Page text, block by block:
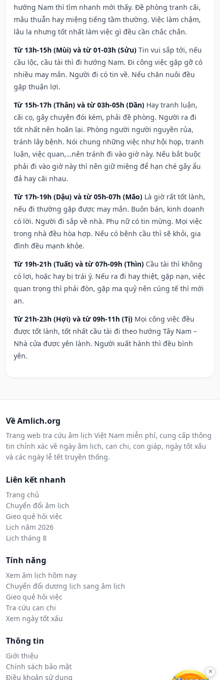
hướng Nam thì tìm nhanh mới thấy. Đề phòng tranh cãi,
mâu thuẫn hay miệng tiếng tầm thường. Việc làm chậm,
lâu la nhưng tốt nhất làm việc gì đều cần chắc chắn.
Từ 13h-15h (Mùi) và từ 01-03h (Sửu) Tin vui sắp tới, nếu
cầu lộc, cầu tài thì đi hướng Nam. Đi công việc gặp gỡ có
nhiều may mắn. Người đi có tin về. Nếu chăn nuôi đều
gặp thuận lợi.
Từ 15h-17h (Thân) và từ 03h-05h (Dần) Hay tranh luận,
cãi cọ, gây chuyện đói kém, phải đề phòng. Người ra đi
tốt nhất nên hoãn lại. Phòng người người nguyền rủa,
tránh lây bệnh. Nói chung những việc như hội họp, tranh
luận, việc quan,…nên tránh đi vào giờ này. Nếu bắt buộc
phải đi vào giờ này thì nên giữ miệng để hạn ché gây ẩu
đả hay cãi nhau.
Từ 17h-19h (Dậu) và từ 05h-07h (Mão) Là giờ rất tốt lành,
nếu đi thường gặp được may mắn. Buôn bán, kinh doanh
có lời. Người đi sắp về nhà. Phụ nữ có tin mừng. Mọi việc
trong nhà đều hòa hợp. Nếu có bệnh cầu thì sẽ khỏi, gia
đình đều mạnh khỏe.
Từ 19h-21h (Tuất) và từ 07h-09h (Thìn) Cầu tài thì không
có lợi, hoặc hay bị trái ý. Nếu ra đi hay thiệt, gặp nạn, việc
quan trọng thì phải đòn, gặp ma quỷ nên cúng tế thì mới
an.
Từ 21h-23h (Hợi) và từ 09h-11h (Tị) Mọi công việc đều
được tốt lành, tốt nhất cầu tài đi theo hướng Tây Nam –
Nhà cửa được yên lành. Người xuất hành thì đều bình
yên.
Về Amlich.org
Trang web tra cứu âm lịch Việt Nam miễn phí, cung cấp thông
tin chính xác về ngày âm lịch, can chi, con giáp, ngày tốt xấu
và các ngày lễ tết truyền thống.
Liên kết nhanh
Trang chủ
Chuyển đổi âm lịch
Gieo quẻ hỏi việc
Lịch năm 2026
Lịch tháng 8
Tính năng
Xem âm lịch hôm nay
Chuyển đổi dương lịch sang âm lịch
Gieo quẻ hỏi việc
Tra cứu can chi
Xem ngày tốt xấu
Thông tin
Giới thiệu
Chính sách bảo mật
Điều khoản sử dụng
×